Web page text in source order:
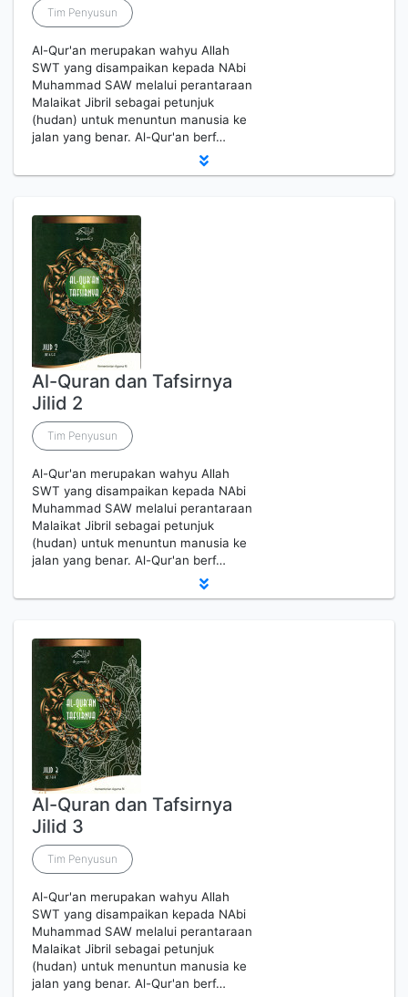
Tim Penyusun
Al-Qur'an merupakan wahyu Allah
SWT yang disampaikan kepada NAbi
Muhammad SAW melalui perantaraan
Malaikat Jibril sebagai petunjuk
(hudan) untuk menuntun manusia ke
jalan yang benar. Al-Qur'an berf…
Al-Quran dan Tafsirnya
Jilid 2
Tim Penyusun
Al-Qur'an merupakan wahyu Allah
SWT yang disampaikan kepada NAbi
Muhammad SAW melalui perantaraan
Malaikat Jibril sebagai petunjuk
(hudan) untuk menuntun manusia ke
jalan yang benar. Al-Qur'an berf…
Al-Quran dan Tafsirnya
Jilid 3
Tim Penyusun
Al-Qur'an merupakan wahyu Allah
SWT yang disampaikan kepada NAbi
Muhammad SAW melalui perantaraan
Malaikat Jibril sebagai petunjuk
(hudan) untuk menuntun manusia ke
jalan yang benar. Al-Qur'an berf…